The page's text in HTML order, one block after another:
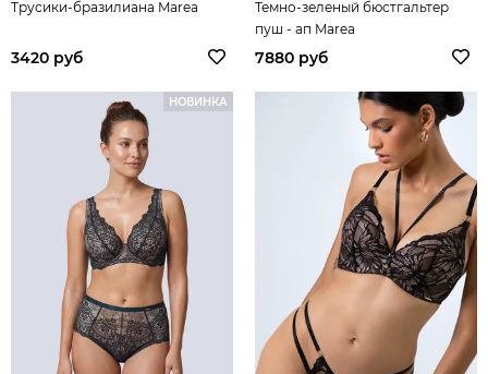
Трусики-бразилиана Marea
3420 руб
Темно-зеленый бюстгальтер
пуш - ап Marea
7880 руб
НОВИНКА